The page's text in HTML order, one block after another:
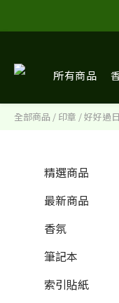
所有商品
全部商品 / 印章 /好好過
精選商品
最新商品
香氛
筆記本
索引貼紙